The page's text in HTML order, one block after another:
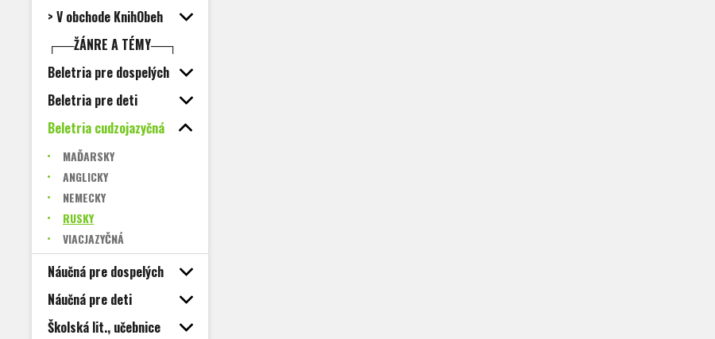
> V obchode KnihObeh
┌──ŽÁNRE A TÉMY──┐
Beletria pre dospelých
Beletria pre deti
Beletria cudzojazyčná
MAĎARSKY
ANGLICKY
NEMECKY
RUSKY
VIACJAZYČNÁ
Náučná pre dospelých
Náučná pre deti
Školská lit., učebnice